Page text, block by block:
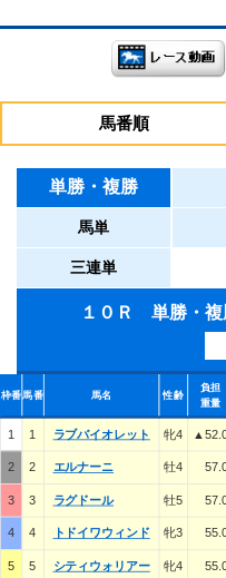
馬番順
単勝・複勝
馬単
三連単
１０Ｒ 単勝・
枠番馬番 馬名 性齢
負担
重量
1 1 ラブバイオレット 牝4
2 2 エルナーニ 牡4
3 3 ラグドール 牡5
4 4 トドイワウィンド 牝3
5 5 シティウォリアー 牝4